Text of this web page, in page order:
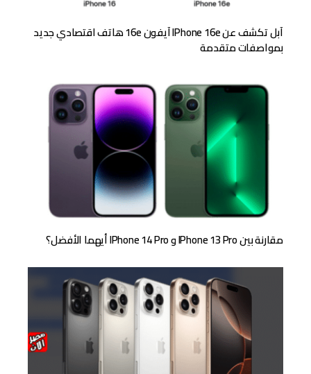
آبل تكشف عن IPhone 16e آيفون 16e هاتف اقتصادي جديد
بمواصفات متقدمة
مقارنة بين IPhone 13 Pro و IPhone 14 Pro أيهما الأفضل؟